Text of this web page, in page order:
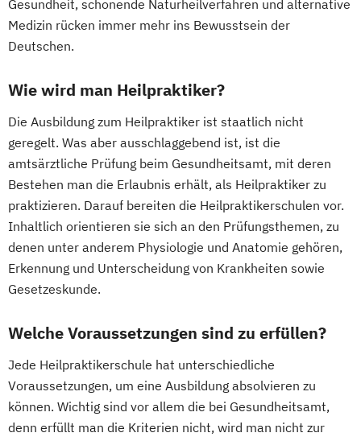
Gesundheit, schonende Naturheilverfahren und alternative
Medizin rücken immer mehr ins Bewusstsein der
Deutschen.
Wie wird man Heilpraktiker?
Die Ausbildung zum Heilpraktiker ist staatlich nicht
geregelt. Was aber ausschlaggebend ist, ist die
amtsärztliche Prüfung beim Gesundheitsamt, mit deren
Bestehen man die Erlaubnis erhält, als Heilpraktiker zu
praktizieren. Darauf bereiten die Heilpraktikerschulen vor.
Inhaltlich orientieren sie sich an den Prüfungsthemen, zu
denen unter anderem Physiologie und Anatomie gehören,
Erkennung und Unterscheidung von Krankheiten sowie
Gesetzeskunde.
Welche Voraussetzungen sind zu erfüllen?
Jede Heilpraktikerschule hat unterschiedliche
Voraussetzungen, um eine Ausbildung absolvieren zu
können. Wichtig sind vor allem die bei Gesundheitsamt,
denn erfüllt man die Kriterien nicht, wird man nicht zur